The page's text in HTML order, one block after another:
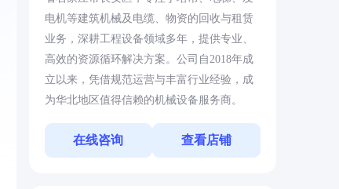
电机等建筑机械及电缆、物资的回收与租赁
业务，深耕工程设备领域多年，提供专业、
高效的资源循环解决方案。公司自2018年成
立以来，凭借规范运营与丰富行业经验，成
为华北地区值得信赖的机械设备服务商。
在线咨询 查看店铺